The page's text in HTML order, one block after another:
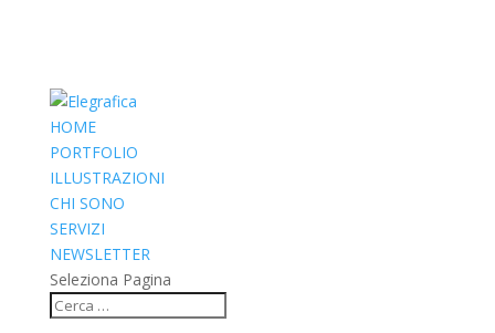
HOME
PORTFOLIO
ILLUSTRAZIONI
CHI SONO
SERVIZI
NEWSLETTER
Seleziona Pagina